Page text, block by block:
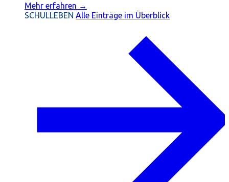
Mehr erfahren →
SCHULLEBEN Alle Einträge im Überblick